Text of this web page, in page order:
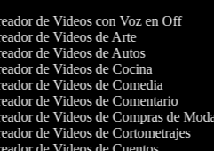
de Videos con Voz en Off
de Videos de Arte
de Videos de Autos
de Videos de Cocina
de Videos de Comedia
de Videos de Comentario
de Videos de Compras de Moda
de Videos de Cortometrajes